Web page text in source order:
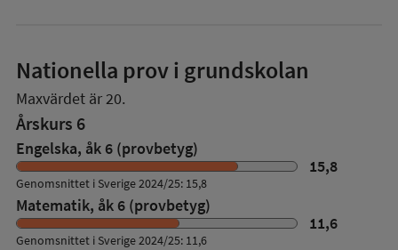
Nationella prov i grundskolan
Maxvärdet är 20.
Årskurs 6
Engelska, åk 6 (provbetyg)
15,8
Genomsnittet i Sverige 2024/25: 15,8
Matematik, åk 6 (provbetyg)
11,6
Genomsnittet i Sverige 2024/25: 11,6